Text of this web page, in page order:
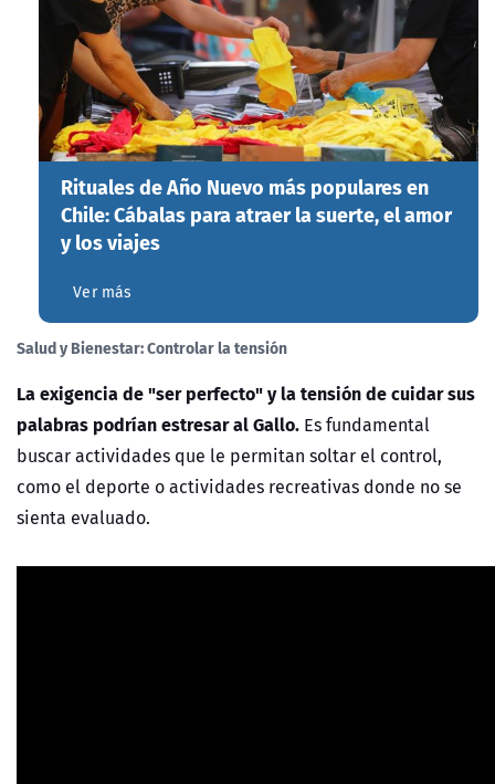
Rituales de Año Nuevo más populares en
Chile: Cábalas para atraer la suerte, el amor
y los viajes
Ver más
Salud y Bienestar: Controlar la tensión
La exigencia de "ser perfecto" y la tensión de cuidar sus
palabras podrían estresar al Gallo. Es fundamental
buscar actividades que le permitan soltar el control,
como el deporte o actividades recreativas donde no se
sienta evaluado.